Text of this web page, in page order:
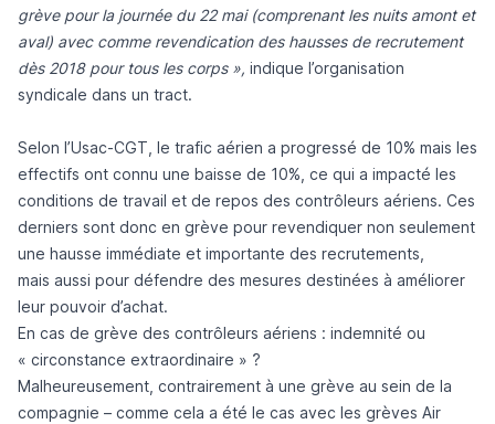
grève pour la journée du 22 mai (comprenant les nuits amont et
aval) avec comme revendication des hausses de recrutement
dès 2018 pour tous les corps », indique l’organisation
syndicale dans un tract.
Selon l’Usac-CGT, le trafic aérien a progressé de 10% mais les
effectifs ont connu une baisse de 10%, ce qui a impacté les
conditions de travail et de repos des contrôleurs aériens. Ces
derniers sont donc en grève pour revendiquer non seulement
une hausse immédiate et importante des recrutements,
mais aussi pour défendre des mesures destinées à améliorer
leur pouvoir d’achat.
En cas de grève des contrôleurs aériens : indemnité ou
« circonstance extraordinaire » ?
Malheureusement, contrairement à une grève au sein de la
compagnie – comme cela a été le cas avec les grèves Air